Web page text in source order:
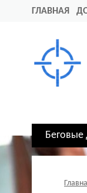
ГЛАВНАЯ